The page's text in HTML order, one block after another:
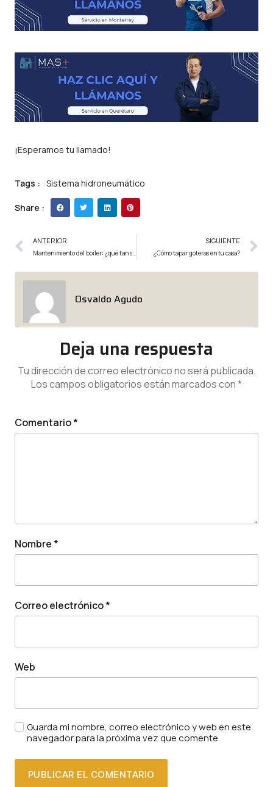
¡Esperamos tu llamado!
Tags : Sistema hidroneumático
Share :
ANTERIOR
Mantenimiento del boiler: ¿qué tan seguido lo debes hacer?
SIGUIENTE
¿Cómo tapar goteras en tu casa?
Osvaldo Agudo
Deja una respuesta
Tu dirección de correo electrónico no será publicada.
Los campos obligatorios están marcados con*
Comentario*
Nombre *
Correo electrónico*
Web
Guarda mi nombre, correo electrónico y web en este
navegador para la próxima vez que comente.